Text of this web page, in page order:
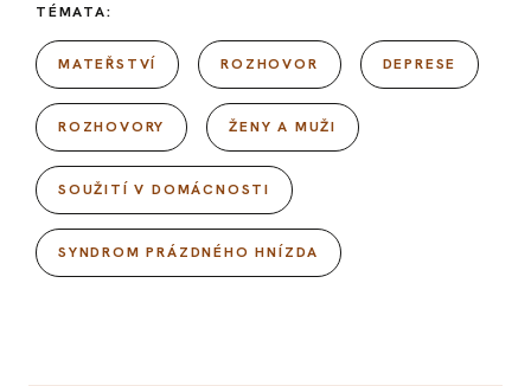
TÉMATA:
MATEŘSTVÍ ROZHOVOR DEPRESE
ROZHOVORY ŽENY A MUŽI
SOUŽITÍ V DOMÁCNOSTI
SYNDROM PRÁZDNÉHO HNÍZDA